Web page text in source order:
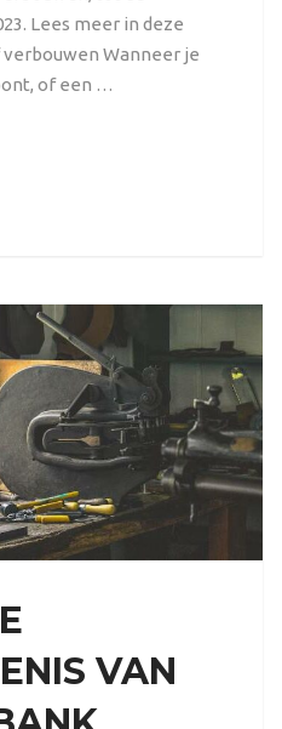
Lees meer in deze
Wanneer je
of een …
VAN